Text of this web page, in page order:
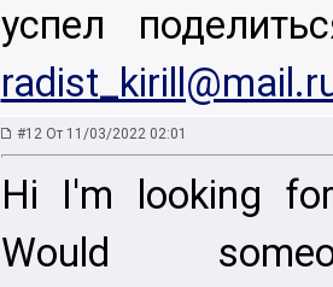
успел
#12 От 11/03/2022 02:01
Hi I'm looking
Would